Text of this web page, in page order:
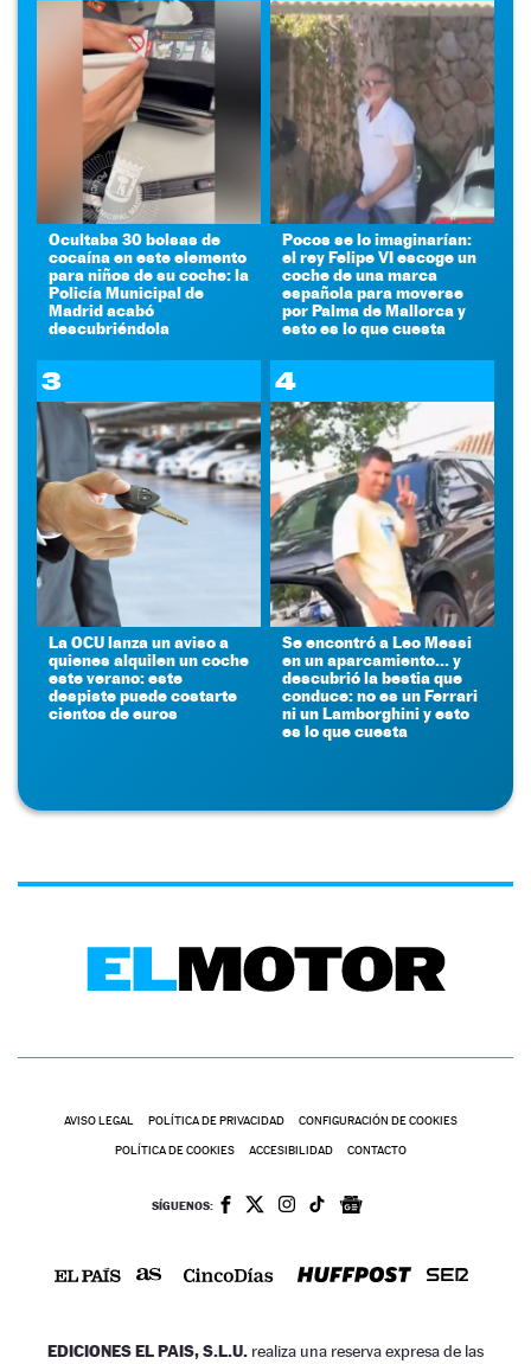
Ocultaba 30 bolsas de
cocaína en este elemento
para niños de su coche: la
Policía Municipal de
Madrid acabó
descubriéndola
Pocos se lo imaginarían:
el rey Felipe VI escoge un
coche de una marca
española para moverse
por Palma de Mallorca y
esto es lo que cuesta
3
La OCU lanza un aviso a
quienes alquilen un coche
este verano: este
despiste puede costarte
cientos de euros
4
Se encontró a Leo Messi
en un aparcamiento... y
descubrió la bestia que
conduce: no es un Ferrari
ni un Lamborghini y esto
es lo que cuesta
AVISO LEGAL POLÍTICA DE PRIVACIDAD CONFIGURACIÓN DE COOKIES
POLÍTICA DE COOKIES ACCESIBILIDAD CONTACTO
SÍGUENOS:
EDICIONES EL PAIS, S.L.U. realiza una reserva expresa de las